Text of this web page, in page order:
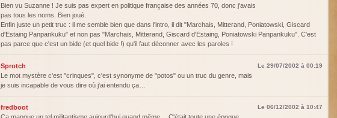
Bien vu Suzanne ! Je suis pas expert en politique française des années 70, donc j'avais
pas tous les noms. Bien joué.
Enfin juste un petit truc : il me semble bien que dans l'intro, il dit "Marchais, Mitterand, Poniatowski, Giscard
d'Estaing Panpankuku" et non pas "Marchais, Mitterand, Giscard d'Estaing, Poniatowski Panpankuku". C'est
pas parce que c'est un bide (et quel bide !) qu'il faut déconner avec les paroles !
Sprotch Le 29/07/2002 à 00:19
Le mot mystère c'est "crinques", c'est synonyme de "potos" ou un truc du genre, mais
je suis incapable de vous dire où j'ai entendu ça…
fredboot Le 06/12/2002 à 10:47